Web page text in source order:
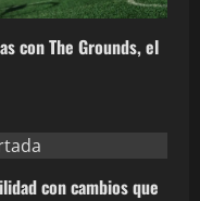
con The Grounds, el
con cambios que